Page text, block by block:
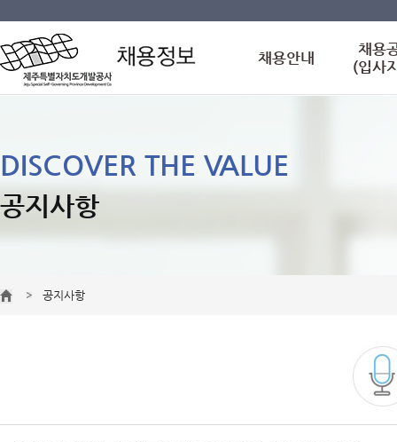
채용안내
채용
(입사
DISCOVER THE VALUE
공지사항
공지사항